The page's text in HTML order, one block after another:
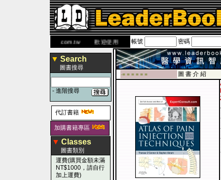
www.leaderbook.com.tw歡迎使用 國民旅遊卡！！
帳號 密碼
▼ Search
圖書搜尋
- 進階搜尋
代訂書籍
加購書籍專區
▼ Classes
圖書類別
運費(購買金額未滿
NT$1000，請自行
加上運費)
-■ ■ ■ ■ ■ ■
圖 書 介 紹